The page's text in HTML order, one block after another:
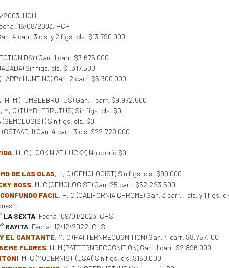
2003, HCH
16/08/2003, HCH
4 carr. 3 cls. y 2 figs. cls. $13.790.000
DAY) Gan. 1 carr. $3.675.000
Sin figs. cls. $1.317.500
HUNTING) Gan. 2 carr. $5.300.000
, H, M (TUMBLEBRUTUS) Gan. 1 carr. $9.972.500
, M, C (TUMBLEBRUTUS) Sin figs. cls. $0
(GEMOLOGIST) Sin figs. cls. $0
(GSTAAD II) Gan. 4 carr. 3 cls. $22.720.000
, H, C (LOOKIN AT LUCKY) No corrió $0
DE LAS OLAS, H, C (GEMOLOGIST) Sin figs. cls. $90.000
BOSS, M, C (GEMOLOGIST) Gan. 25 carr. $52.223.500
FACIL, H, C (CALIFORNIA CHROME) Gan. 3 carr. 1 cls. y 1 figs.
:
LA SEXTA, Fecha: 09/01/2023, CHS
RAYITA, Fecha: 12/12/2022, CHS
EL CANTANTE, M, C (PATTERNRECOGNITION) Gan. 4 carr. $8.757.100
FLORES, H, M (PATTERNRECOGNITION) Gan. 1 carr. $2.896.000
, M, C (MODERNIST (USA)) Sin figs. cls. $160.000